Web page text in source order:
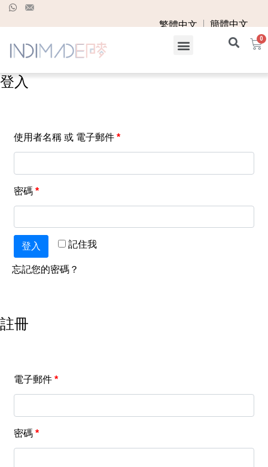
繁體中文 簡體中文
登入
使用者名稱 或 電子郵件 *
密碼 *
記住我
登入
忘記您的密碼？
註冊
電子郵件 *
密碼 *